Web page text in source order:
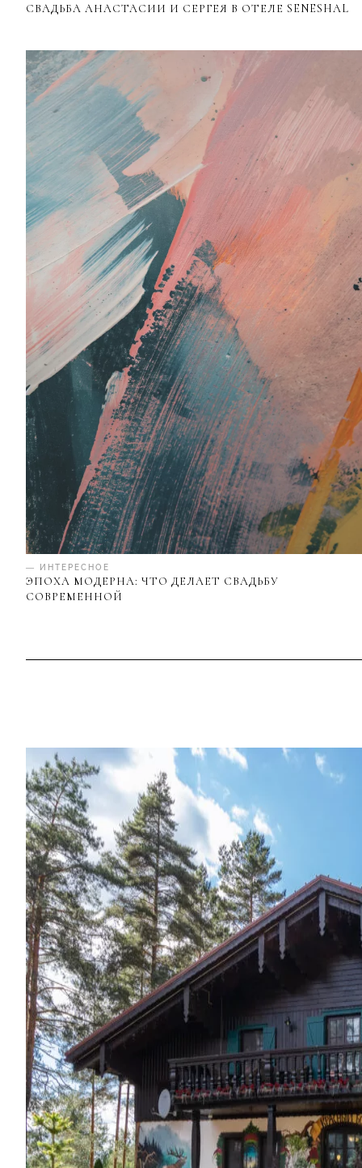
СВАДЬБА АНАСТАСИИ И СЕРГЕЯ В ОТЕЛЕ SENESHAL
— ИНТЕРЕСНОЕ
ЭПОХА МОДЕРНА: ЧТО ДЕЛАЕТ СВАДЬБУ
СОВРЕМЕННОЙ